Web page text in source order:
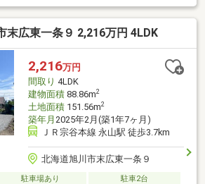
しやすくなりました。いつでもご案内で
合せください！
末広東一条９ 2,216万円 4LDK
2,216万円
間取り 4LDK
建物面積88.86m2
土地面積151.56m2
築年月 2025年2月(築1年7ヶ月)
ＪＲ宗谷本線 永山駅 徒歩3.7km
北海道旭川市末広東一条９
駐車場あり
駐車2台